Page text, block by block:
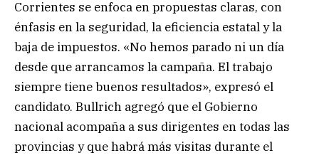
Corrientes se enfoca en propuestas claras, con
énfasis en la seguridad, la eficiencia estatal y la
baja de impuestos. «No hemos parado ni un día
desde que arrancamos la campaña. El trabajo
siempre tiene buenos resultados», expresó el
candidato. Bullrich agregó que el Gobierno
nacional acompaña a sus dirigentes en todas las
provincias y que habrá más visitas durante el